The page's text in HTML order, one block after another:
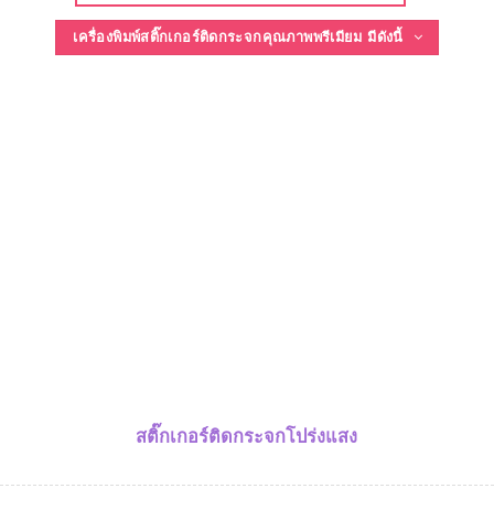
เครื่องพิมพ์สติ๊กเกอร์ติดกระจกคุณภาพพรีเมียม มีดังนี้
สติ๊กเกอร์ติดกระจกโปร่งแสง